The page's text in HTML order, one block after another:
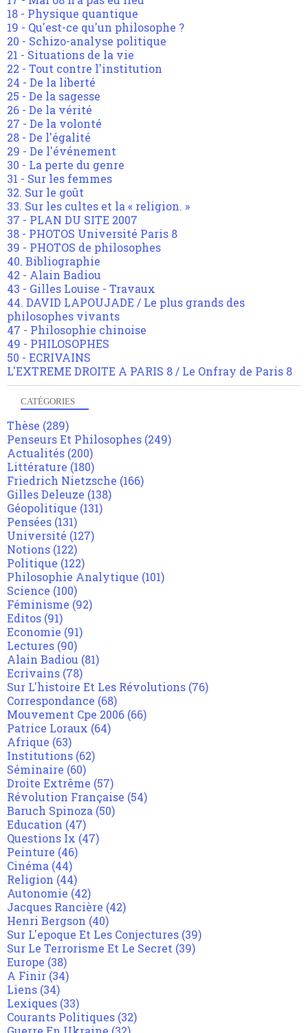
18 - Physique quantique
19 - Qu'est-ce qu'un philosophe ?
20 - Schizo-analyse politique
21 - Situations de la vie
22 - Tout contre l'institution
24 - De la liberté
25 - De la sagesse
26 - De la vérité
27 - De la volonté
28 - De l'égalité
29 - De l'événement
30 - La perte du genre
31 - Sur les femmes
32. Sur le goût
33. Sur les cultes et la « religion. »
37 - PLAN DU SITE 2007
38 - PHOTOS Université Paris 8
39 - PHOTOS de philosophes
40. Bibliographie
42 - Alain Badiou
43 - Gilles Louise - Travaux
44. DAVID LAPOUJADE / Le plus grands des
philosophes vivants
47 - Philosophie chinoise
49 - PHILOSOPHES
50 - ECRIVAINS
L'EXTREME DROITE A PARIS 8 / Le Onfray de Paris 8
CATÉGORIES
Thèse (289)
Penseurs Et Philosophes (249)
Actualités (200)
Littérature (180)
Friedrich Nietzsche (166)
Gilles Deleuze (138)
Géopolitique (131)
Pensées (131)
Université (127)
Notions (122)
Politique (122)
Philosophie Analytique (101)
Science (100)
Féminisme (92)
Editos (91)
Economie (91)
Lectures (90)
Alain Badiou (81)
Ecrivains (78)
Sur L'histoire Et Les Révolutions (76)
Correspondance (68)
Mouvement Cpe 2006 (66)
Patrice Loraux (64)
Afrique (63)
Institutions (62)
Séminaire (60)
Droite Extrême (57)
Révolution Française (54)
Baruch Spinoza (50)
Education (47)
Questions Ix (47)
Peinture (46)
Cinéma (44)
Religion (44)
Autonomie (42)
Jacques Rancière (42)
Henri Bergson (40)
Sur L'epoque Et Les Conjectures (39)
Sur Le Terrorisme Et Le Secret (39)
Europe (38)
A Finir (34)
Liens (34)
Lexiques (33)
Courants Politiques (32)